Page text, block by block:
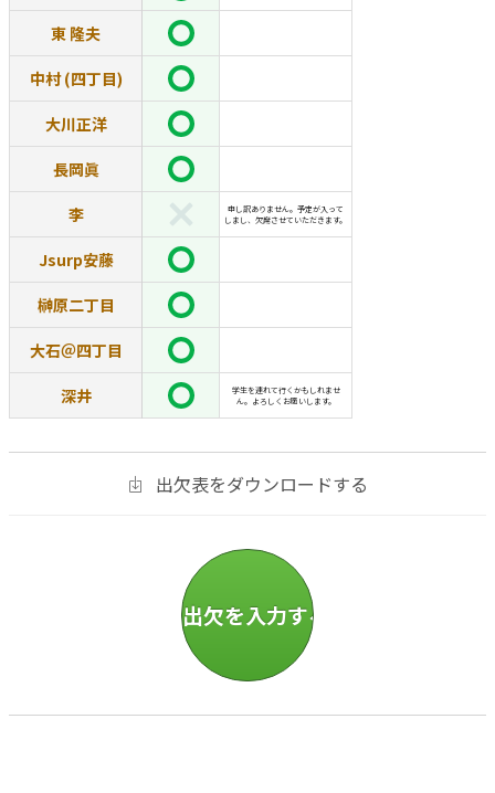
東 隆夫
中村 (四丁目)
大川正洋
長岡眞
李
申し訳ありません。予定が入って
しまし、欠席させていただきます。
Jsurp安藤
榊原二丁目
大石＠四丁目
深井
学生を連れて行くかもしれませ
ん。よろしくお願いします。
出欠表をダウンロードする